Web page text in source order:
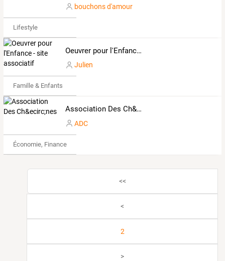
bouchons d'amour
Lifestyle
Oeuvrer pour l'Enfance - site associatif
Julien
Famille & Enfants
Association Des Ch&ecirc;nes
ADC
Économie, Finance & Droit
<<
<
2
>